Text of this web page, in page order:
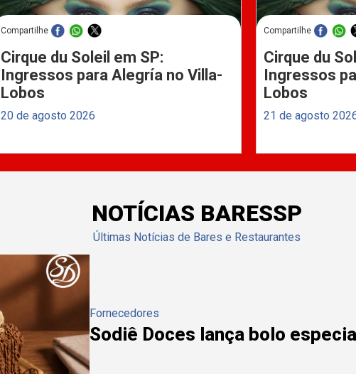
Compartilhe
Cirque du Soleil em SP:
Ingressos para Alegría no Villa-
Lobos
20 de agosto 2026
Compartilhe
Cirque du
Ingressos
Lobos
21 de agosto
NOTÍCIAS BARESSP
Últimas Notícias de Bares e Restaurantes
Fornecedores
Sodiê Doces lança bolo